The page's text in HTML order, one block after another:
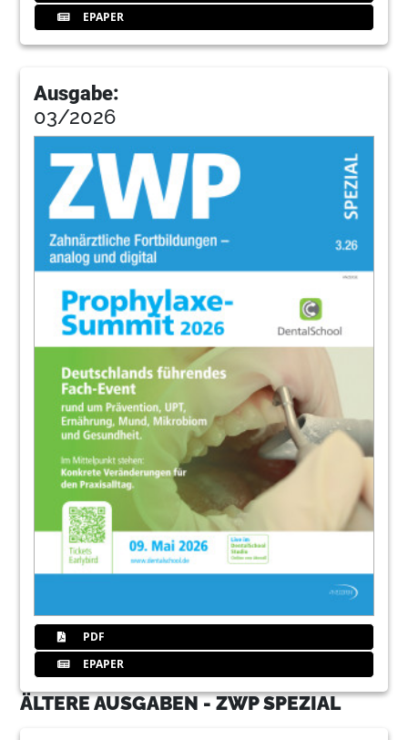
EPAPER
Ausgabe:
03/2026
PDF
EPAPER
ÄLTERE AUSGABEN - ZWP SPEZIAL